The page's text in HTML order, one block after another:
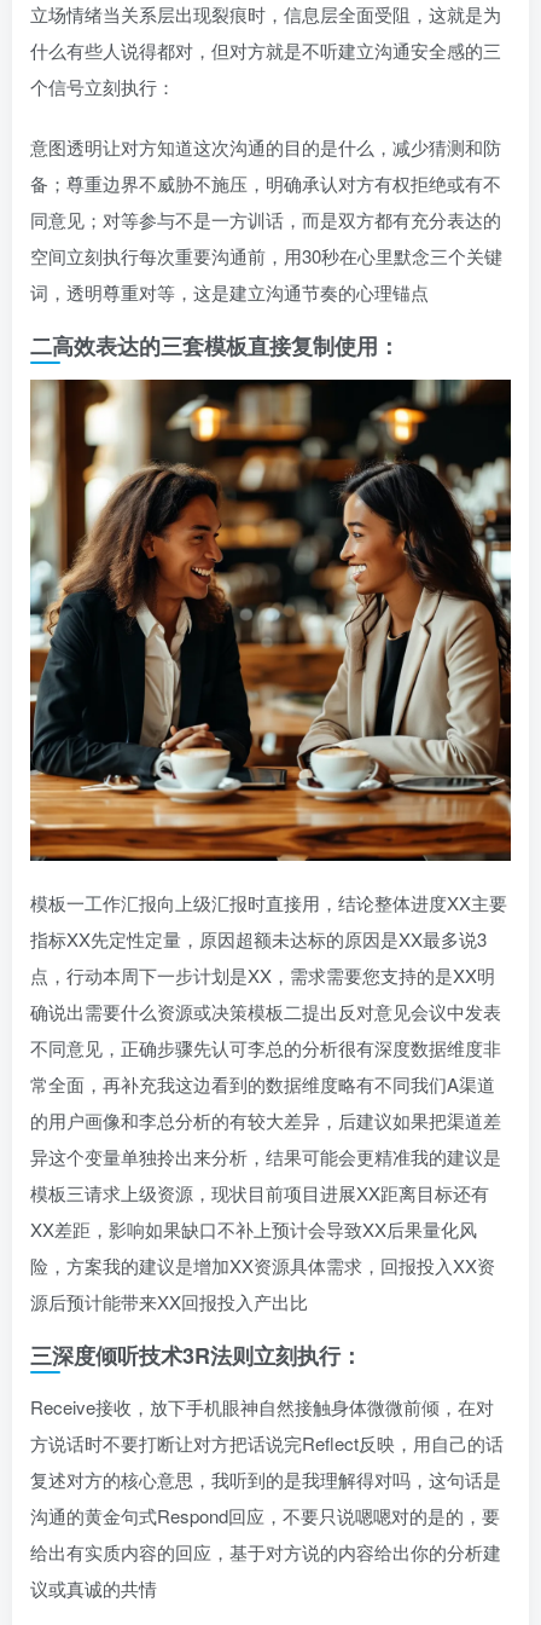
立场情绪当关系层出现裂痕时，信息层全面受阻，这就是为
什么有些人说得都对，但对方就是不听建立沟通安全感的三
个信号立刻执行：
意图透明让对方知道这次沟通的目的是什么，减少猜测和防
备；尊重边界不威胁不施压，明确承认对方有权拒绝或有不
同意见；对等参与不是一方训话，而是双方都有充分表达的
空间立刻执行每次重要沟通前，用30秒在心里默念三个关键
词，透明尊重对等，这是建立沟通节奏的心理锚点
二高效表达的三套模板直接复制使用：
模板一工作汇报向上级汇报时直接用，结论整体进度XX主要
指标XX先定性定量，原因超额未达标的原因是XX最多说3
点，行动本周下一步计划是XX，需求需要您支持的是XX明
确说出需要什么资源或决策模板二提出反对意见会议中发表
不同意见，正确步骤先认可李总的分析很有深度数据维度非
常全面，再补充我这边看到的数据维度略有不同我们A渠道
的用户画像和李总分析的有较大差异，后建议如果把渠道差
异这个变量单独拎出来分析，结果可能会更精准我的建议是
模板三请求上级资源，现状目前项目进展XX距离目标还有
XX差距，影响如果缺口不补上预计会导致XX后果量化风
险，方案我的建议是增加XX资源具体需求，回报投入XX资
源后预计能带来XX回报投入产出比
三深度倾听技术3R法则立刻执行：
Receive接收，放下手机眼神自然接触身体微微前倾，在对
方说话时不要打断让对方把话说完Reflect反映，用自己的话
复述对方的核心意思，我听到的是我理解得对吗，这句话是
沟通的黄金句式Respond回应，不要只说嗯嗯对的是的，要
给出有实质内容的回应，基于对方说的内容给出你的分析建
议或真诚的共情